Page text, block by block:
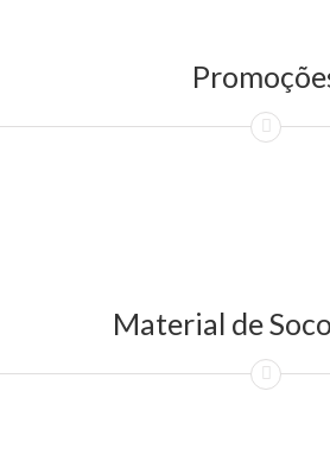
Material de